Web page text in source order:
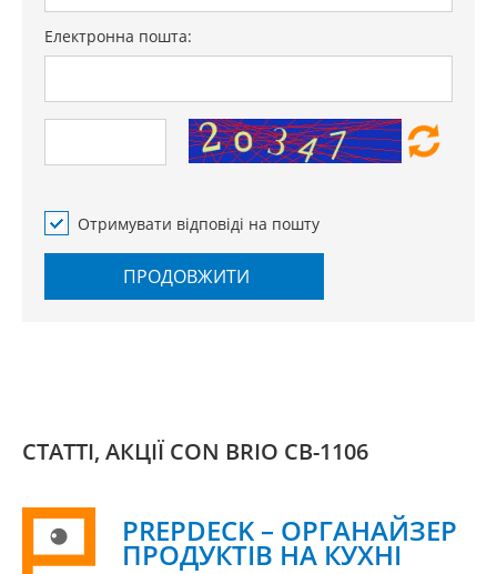
Електронна пошта:
Отримувати відповіді на пошту
ПРОДОВЖИТИ
СТАТТІ, АКЦІЇ CON BRIO СВ-1106
PREPDECK – ОРГАНАЙЗЕР
ПРОДУКТІВ НА КУХНІ